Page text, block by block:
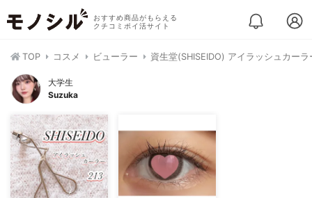
おすすめ商品がもらえる
クチコミポイ活サイト
TOP コスメ ビューラー 資生堂(SHISEIDO) アイラッシュカーラ
大学生
Suzuka